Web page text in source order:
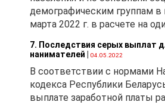
демографическим группам в
марта 2022 г. в расчете на
7. Последствия серых выплат
нанимателей
04.05.2022
В соответствии с нормами
кодекса Республики
выплате заработной платы